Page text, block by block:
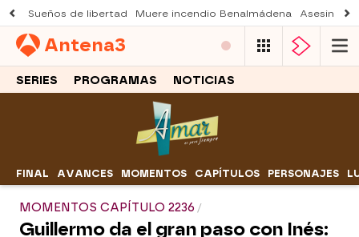
Sueños de libertad Muere incendio Benalmádena Asesinato
Antena3
SERIES PROGRAMAS NOTICIAS
FINAL AVANCES MOMENTOS CAPÍTULOS PERSONAJES
MOMENTOS CAPÍTULO 2236
Guillermo da el gran paso con Inés: